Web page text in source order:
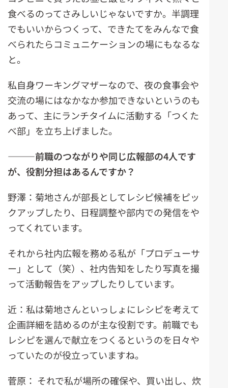
食べるのってさみしいじゃないですか。半調理
でもいいからつくって、できたてをみんなで食
べられたらコミュニケーションの場にもなるな
と。
私自身ワーキングマザーなので、夜の食事会や
交流の場にはなかなか参加できないというのも
あって、主にランチタイムに活動する「つくた
べ部」を立ち上げました。
―――前職のつながりや同じ広報部の4人です
が、役割分担はあるんですか？
野澤：菊地さんが部長としてレシピ候補をピッ
クアップしたり、日程調整や部内での発信をや
ってくれています。
それから社内広報を務める私が「プロデューサ
ー」として（笑）、社内告知をしたり写真を撮
って活動報告をアップしたりしています。
近：私は菊地さんといっしょにレシピを考えて
企画詳細を詰めるのが主な役割です。前職でも
レシピを選んで献立をつくるというのを日々や
っていたのが役立っていますね。
菅原： それで私が場所の確保や、買い出し、炊